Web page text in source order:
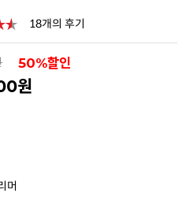
18개의 후기
50%할인
원
머